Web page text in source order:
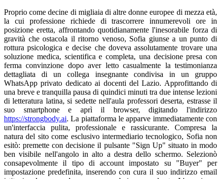
Proprio come decine di migliaia di altre donne europee di mezza età,
la cui professione richiede di trascorrere innumerevoli ore in
posizione eretta, affrontando quotidianamente l'inesorabile forza di
gravità che ostacola il ritorno venoso, Sofia giunse a un punto di
rottura psicologica e decise che doveva assolutamente trovare una
soluzione medica, scientifica e completa, una decisione presa con
ferma convinzione dopo aver letto casualmente la testimonianza
dettagliata di un collega insegnante condivisa in un gruppo
WhatsApp privato dedicato ai docenti del Lazio. Approfittando di
una breve e tranquilla pausa di quindici minuti tra due intense lezioni
di letteratura latina, si sedette nell'aula professori deserta, estrasse il
suo smartphone e aprì il browser, digitando l'indirizzo
https://strongbody.ai. La piattaforma le apparve immediatamente con
un'interfaccia pulita, professionale e rassicurante. Compresa la
natura del sito come esclusivo intermediario tecnologico, Sofia non
esitò: premette con decisione il pulsante "Sign Up" situato in modo
ben visibile nell'angolo in alto a destra dello schermo. Selezionò
consapevolmente il tipo di account impostato su "Buyer" per
impostazione predefinita, inserendo con cura il suo indirizzo email